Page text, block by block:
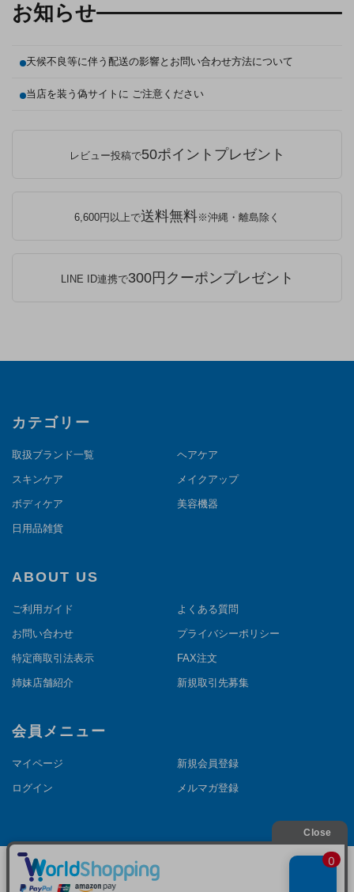
お知らせ
天候不良等に伴う配送の影響とお問い合わせ方法について
当店を装う偽サイトに ご注意ください
レビュー投稿で50ポイントプレゼント
6,600円以上で送料無料※沖縄・離島除く
LINE ID連携で300円クーポンプレゼント
カテゴリー
取扱ブランド一覧 ヘアケア
スキンケア メイクアップ
ボディケア 美容機器
日用品雑貨
ABOUT US
ご利用ガイド よくある質問
お問い合わせ プライバシーポリシー
特定商取引法表示 FAX注文
姉妹店舗紹介 新規取引先募集
会員メニュー
マイページ 新規会員登録
ログイン メルマガ登録